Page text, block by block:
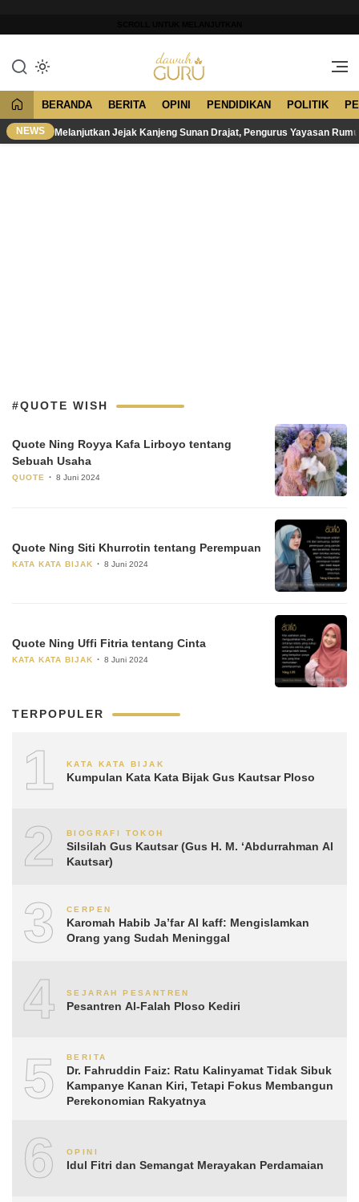
konten
Dawuh Guru
Merawat Tradisi, Membangun
BERANDA BERITA OPINI PENDIDIKAN POLITIK
NEWS Melanjutkan Jejak Kanjeng Sunan Drajat, Pengurus Yayasan
#QUOTE WISH
Quote Ning Royya Kafa Lirboyo tentang
Sebuah Usaha
QUOTE 8 Juni 2024
Quote Ning Siti Khurrotin tentang Perempuan
KATA KATA BIJAK 8 Juni 2024
Quote Ning Uffi Fitria tentang Cinta
KATA KATA BIJAK 8 Juni 2024
TERPOPULER
1 KATA KATA BIJAK
Kumpulan Kata Kata Bijak Gus Kautsar Ploso
2 BIOGRAFI TOKOH
Silsilah Gus Kautsar (Gus H. M. ‘Abdurrahman Al
Kautsar)
3 CERPEN
Karomah Habib Ja’far Al kaff: Mengislamkan
Orang yang Sudah Meninggal
4 SEJARAH PESANTREN
Pesantren Al-Falah Ploso Kediri
5 BERITA
Dr. Fahruddin Faiz: Ratu Kalinyamat Tidak Sibuk
Kampanye Kanan Kiri, Tetapi Fokus Membangun
Perekonomian Rakyatnya
6 OPINI
Idul Fitri dan Semangat Merayakan Perdamaian